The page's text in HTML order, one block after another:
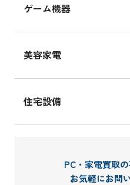
ゲーム機器
美容家電
住宅設備
PC・家電買取
お気軽にお問